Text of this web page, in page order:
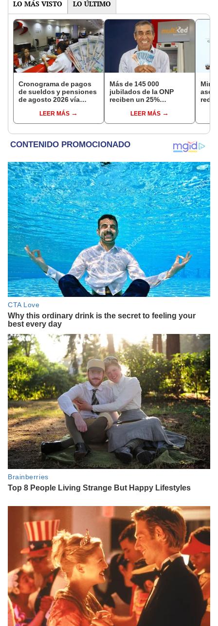
LO MÁS VISTO LO ÚLTIMO
Cronograma de pagos
de sueldos y pensiones
de agosto 2026 vía
conoce las fechas de
depósito
LEER MÁS
Más de 145 000
jubilados de la ONP
reciben un 25%
en agostoLEER MÁS